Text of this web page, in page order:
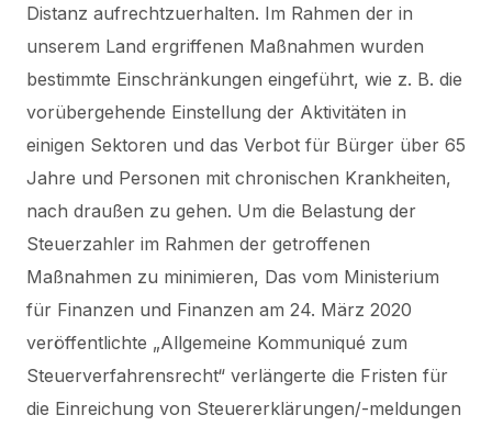
Distanz aufrechtzuerhalten. Im Rahmen der in
unserem Land ergriffenen Maßnahmen wurden
bestimmte Einschränkungen eingeführt, wie z. B. die
vorübergehende Einstellung der Aktivitäten in
einigen Sektoren und das Verbot für Bürger über 65
Jahre und Personen mit chronischen Krankheiten,
nach draußen zu gehen. Um die Belastung der
Steuerzahler im Rahmen der getroffenen
Maßnahmen zu minimieren, Das vom Ministerium
für Finanzen und Finanzen am 24. März 2020
veröffentlichte „Allgemeine Kommuniqué zum
Steuerverfahrensrecht“ verlängerte die Fristen für
die Einreichung von Steuererklärungen/-meldungen